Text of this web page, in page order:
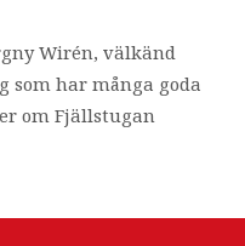
Wirén, välkänd
som har många goda
om Fjällstugan